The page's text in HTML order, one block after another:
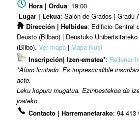
Hora | Ordua: 19:00
Lugar | Lekua: Salón de Grados | Gradu
Dirección | Helbidea: Edificio Central
Deusto (Bilbao) | Deustuko
(Bilbo).Ver mapa | Mapa ikusi
Inscripción| Izen-ematea*: Rellenar
*Aforo limitado. Es imprescindible
acto.
Leku kopuru mugatua. Ezinbestekoa da
joateko.
Contacto | Harremanetarako: 94 413